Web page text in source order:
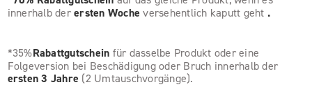
innerhalb der ersten Woche versehentlich kaputt geht .
*35%Rabattgutschein für dasselbe Produkt oder eine
Folgeversion bei Beschädigung oder Bruch innerhalb der
ersten 3 Jahre (2 Umtauschvorgänge).